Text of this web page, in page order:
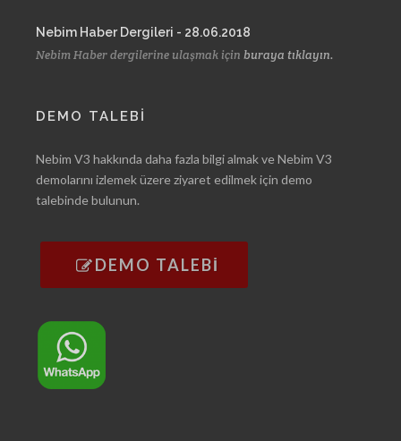
Nebim Haber Dergileri - 28.06.2018
Nebim Haber dergilerine ulaşmak için buraya tıklayın.
DEMO TALEBİ
Nebim V3 hakkında daha fazla bilgi almak ve Nebim V3
demolarını izlemek üzere ziyaret edilmek için demo
talebinde bulunun.
DEMO TALEBİ